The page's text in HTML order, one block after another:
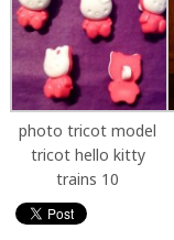
photo tricot model
tricot hello kitty
trains 10